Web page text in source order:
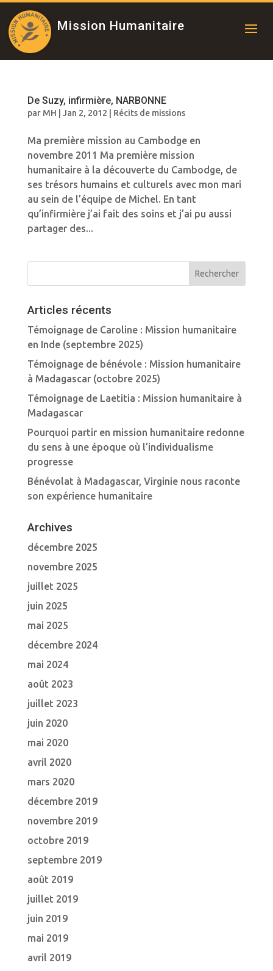
Mission Humanitaire
De Suzy, infirmière, NARBONNE
par MH Jan 2, 2012 Récits de missions
Ma première mission au Cambodge en
novembre 2011 Ma première mission
humanitaire à la découverte du Cambodge, de
ses trésors humains et culturels avec mon mari
au sein de l’équipe de Michel. En tant
qu’infirmière j’ai fait des soins et j’ai pu aussi
partager des...
Articles récents
Témoignage de Caroline : Mission humanitaire
en Inde (septembre 2025)
Témoignage de bénévole : Mission humanitaire
à Madagascar (octobre 2025)
Témoignage de Laetitia : Mission humanitaire à
Madagascar
Pourquoi partir en mission humanitaire redonne
du sens à une époque où l’individualisme
progresse
Bénévolat à Madagascar, Virginie nous raconte
son expérience humanitaire
Archives
décembre 2025
novembre 2025
juillet 2025
juin 2025
mai 2025
décembre 2024
mai 2024
août 2023
juillet 2023
juin 2020
mai 2020
avril 2020
mars 2020
décembre 2019
novembre 2019
octobre 2019
septembre 2019
août 2019
juillet 2019
juin 2019
mai 2019
avril 2019